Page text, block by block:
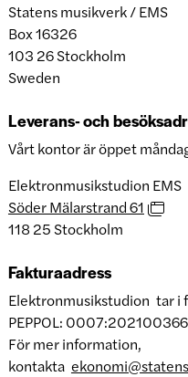
Statens musikverk / EMS
Box 16326
103 26 Stockholm
Sweden
Leverans- och
Vårt kontor är öppet
Elektronmusikstudion EMS
Söder Mälarstrand 61
118 25 Stockholm
Fakturaadress
Elektronmusikstudion tar i
PEPPOL:
För mer information,
kontakta